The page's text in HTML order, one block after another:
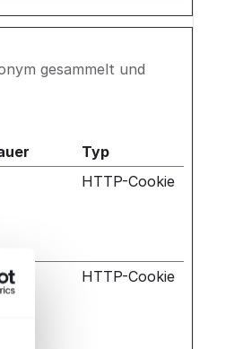
gesammelt und
Typ
HTTP-Cookie
HTTP-Cookie